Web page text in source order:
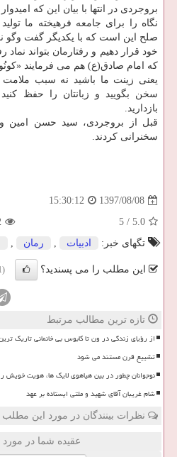
بروجردی در انتها با بیان این كه
نگاه را برای جامعه فرهیخته ما
صلح این است كه با یكدیگر گفت وگو
خود قرار دهیم و رفتارمان بتواند
كه امام صادق(ع) هم می فرمایند «كونُوا
یعنی زینت ما باشید نه سبب
بازدارید.
قبل از بروجردی، سید حسن امین و
سخنرانی كردند.
1397/08/08
15:30:12
5.0
/
5
تگهای خبر:
ادبیات , رمان ,
این مطلب را می پسندید؟ (1)
تازه ترین مطالب مرتبط
از رؤیای زندگی در ون تا کابوس بی خانمانی تاریک
تشییع قرن مستند می شود
نوجوانان چطور در بین هیاهوی لایک ها، هویت خویش
شام غریبان آقای شهید و ملتی ایستاده بر عهد
نظرات بینندگان در مورد این مطلب
عقیده شما در